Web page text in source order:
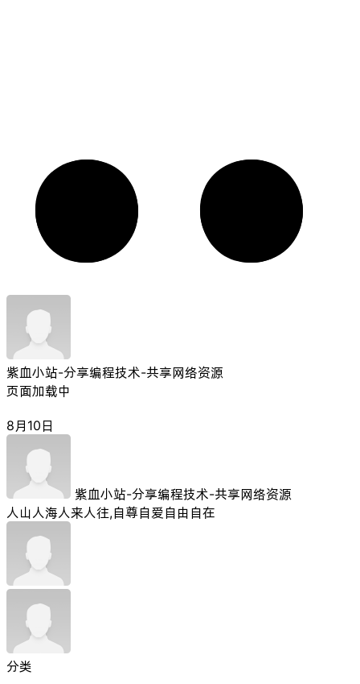
紫血小站-分享编程技术-共享网络资源
页面加载中
8月10日
紫血小站-分享编程技术-共享网络资源
人山人海人来人往,自尊自爱自由自在
分类